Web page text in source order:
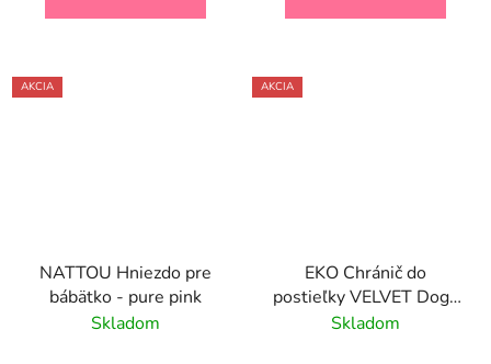
AKCIA
NATTOU Hniezdo pre
bábätko - pure pink
Skladom
AKCIA
EKO Chránič do
postieľky VELVET Dogs
Mint 180x35 cm
Skladom